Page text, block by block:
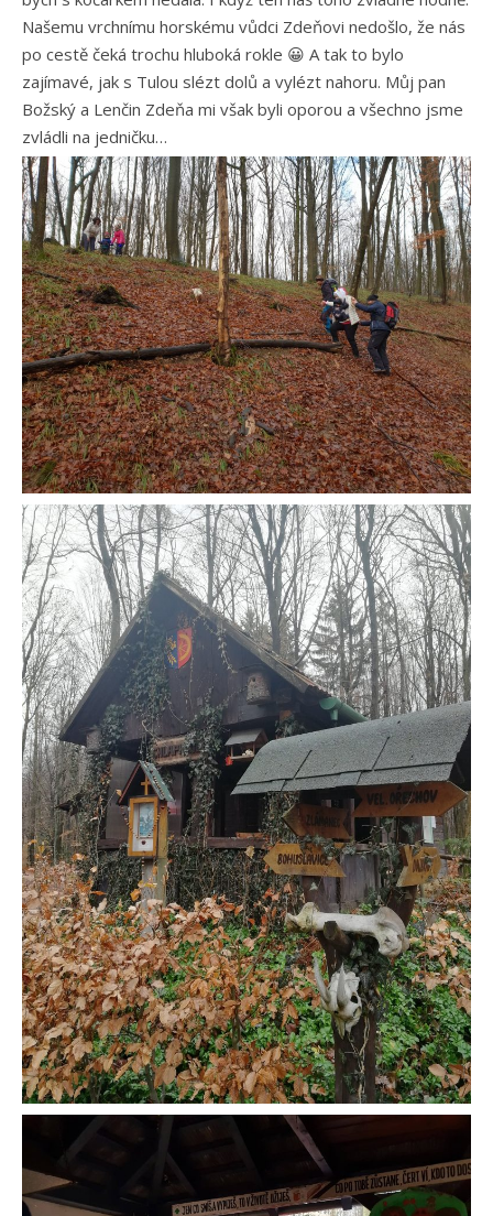
Našemu vrchnímu horskému vůdci Zdeňovi nedošlo, že nás
po cestě čeká trochu hluboká rokle 😀 A tak to bylo
zajímavé, jak s Tulou slézt dolů a vylézt nahoru. Můj pan
Božský a Lenčin Zdeňa mi však byli oporou a všechno jsme
zvládli na jedničku…